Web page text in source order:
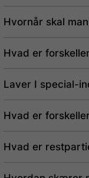
Hvornår skal
Hvad er
Laver I special-
Hvad er
Hvad er